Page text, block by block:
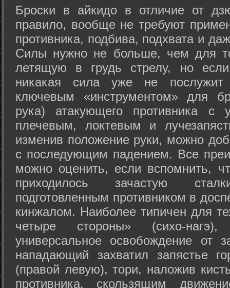
Броски в айкидо в отличие от
правило, вообще не требуют
противника, подбива, подхвата и
Силы нужно не больше, чем для
летящую в грудь стрелу, но
никакая сила уже не
ключевым «инструментом» для
рука) атакующего противника с
плечевым, локтевым и
изменив положение руки, можно
с последующим падением. Все
можно оценить, если вспомнить,
приходилось зачастую
подготовленным противником в
кинжалом. Наиболее типичен для
четыре стороны» (сихо-
универсальное освобождение от
нападающий захватил запястье
(правой левую), тори, наложив
противника, скользящим